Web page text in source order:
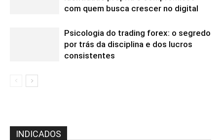
com quem busca crescer no digital
Psicologia do trading forex: o segredo
por trás da disciplina e dos lucros
consistentes
INDICADOS